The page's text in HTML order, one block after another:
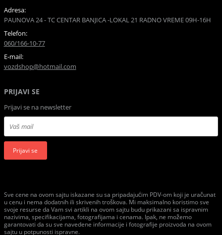
Adresa:
PAUNOVA 24 - TC CENTAR BANJICA -LOKAL 21 RADNO VREME 09H-16H
Telefon:
060/166-10-77
E-mail:
vozdshop@hotmail.com
PRIJAVI SE
Prijavi se na newsletter
Prijavi se
Sve cene na ovom sajtu iskazane su sa pripadajućim PDV-om koji je uračunat
u cenu i nema dodatnih ili skrivenih troškova. Mi maksimalno koristimo sve
svoje resurse da Vam svi artikli na ovom sajtu budu prikazani sa ispravnim
nazivima, specifikacijama, fotografijama i cenama. Ipak, ne možemo
garantovati da su sve navedene informacije i fotografije proizvoda na ovom
sajtu u potpunosti ispravne.